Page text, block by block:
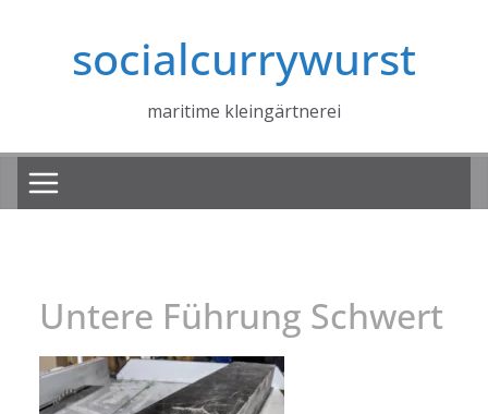
socialcurrywurst
maritime kleingärtnerei
Untere Führung Schwert